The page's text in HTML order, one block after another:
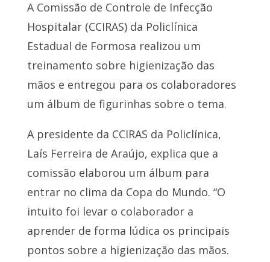
A Comissão de Controle de Infecção
Hospitalar (CCIRAS) da Policlínica
Estadual de Formosa realizou um
treinamento sobre higienização das
mãos e entregou para os colaboradores
um álbum de figurinhas sobre o tema.
A presidente da CCIRAS da Policlínica,
Laís Ferreira de Araújo, explica que a
comissão elaborou um álbum para
entrar no clima da Copa do Mundo. “O
intuito foi levar o colaborador a
aprender de forma lúdica os principais
pontos sobre a higienização das mãos.